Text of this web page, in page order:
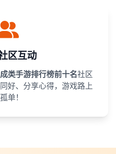
区互动
类手游排行榜前十名社区
好、分享心得，游戏路上
单！